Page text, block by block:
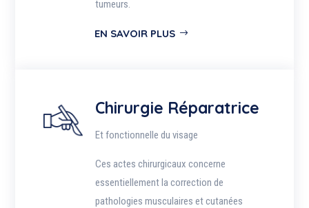
tumeurs.
EN SAVOIR PLUS
Chirurgie Réparatrice
Et fonctionnelle du visage
Ces actes chirurgicaux concerne
essentiellement la correction de
pathologies musculaires et cutanées